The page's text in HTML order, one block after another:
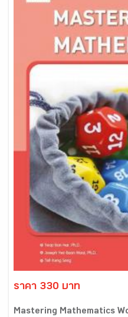
ราคา 330 บาท
Mastering Mathematics